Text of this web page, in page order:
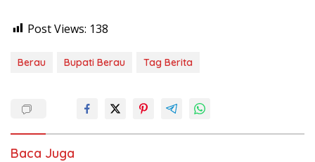
Post Views: 138
Berau Bupati Berau Tag Berita
Baca Juga